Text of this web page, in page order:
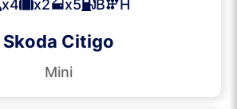
x4 x2 x5 B H
Skoda Citigo
Mini